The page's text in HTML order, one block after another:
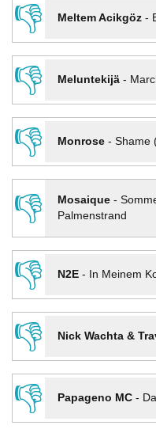
👎
Meltem Acikgöz-
👎
Meluntekijä-
👎
Monrose- Shame
👎
Mosaique-
Palmenstrand
👎
N2E- In Meinem
👎
Nick Wachta &
👎
Papageno MC-